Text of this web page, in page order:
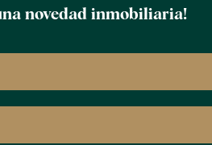
novedad inmobiliaria!
baño privado,
una family room
así como un
gabanero y
roble natural en